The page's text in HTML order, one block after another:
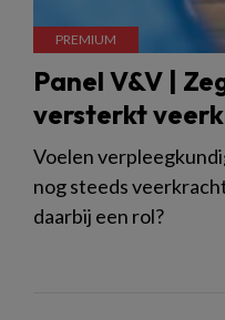
Panel V&V |
versterkt
Voelen
nog steeds
daarbij een rol?